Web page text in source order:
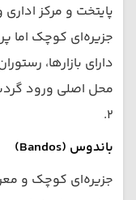
پایتخت و مرکز
جزیره‌ای کوچک اما
دارای بازارها،
محل اصلی ورود
۲.
باندوس (Bandos)
جزیره‌ای کوچک و